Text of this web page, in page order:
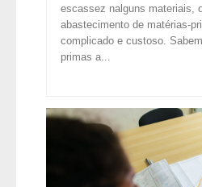
escassez nalguns materiais,
abastecimento de matérias-
complicado e custoso.
primas a...